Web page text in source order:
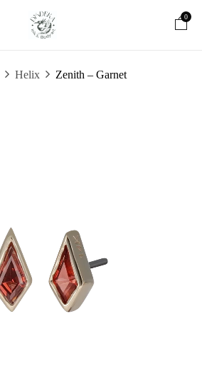
0
Helix Zenith – Garnet